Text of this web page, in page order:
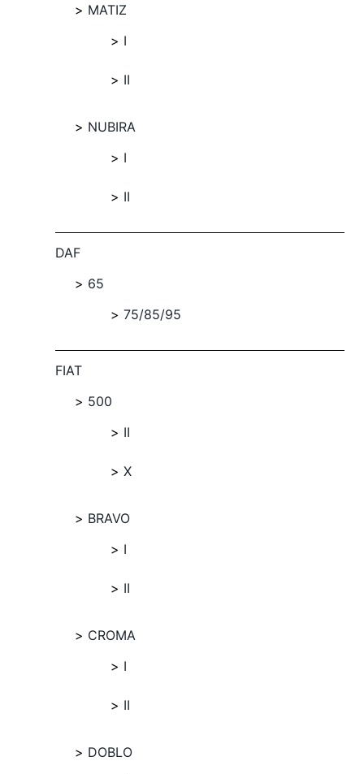
MATIZ
I
II
NUBIRA
I
II
DAF
65
75/85/95
FIAT
500
II
X
BRAVO
I
II
CROMA
I
II
DOBLO